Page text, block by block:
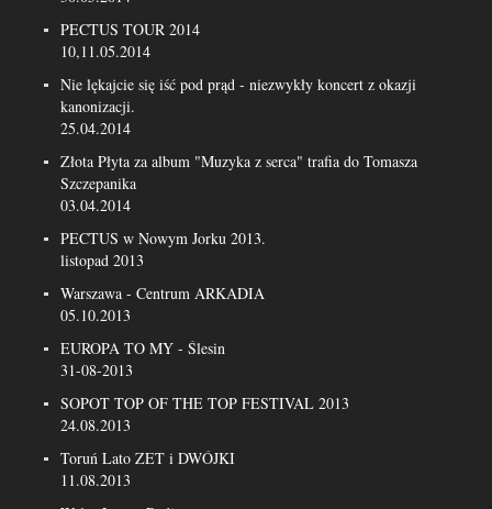
PECTUS TOUR 2014
10,11.05.2014
Nie lękajcie się iść pod prąd - niezwykły koncert z okazji
kanonizacji.
25.04.2014
Złota Płyta za album "Muzyka z serca" trafia do Tomasza
Szczepanika
03.04.2014
PECTUS w Nowym Jorku 2013.
listopad 2013
Warszawa - Centrum ARKADIA
05.10.2013
EUROPA TO MY - Ślesin
31-08-2013
SOPOT TOP OF THE TOP FESTIVAL 2013
24.08.2013
Toruń Lato ZET i DWÓJKI
11.08.2013